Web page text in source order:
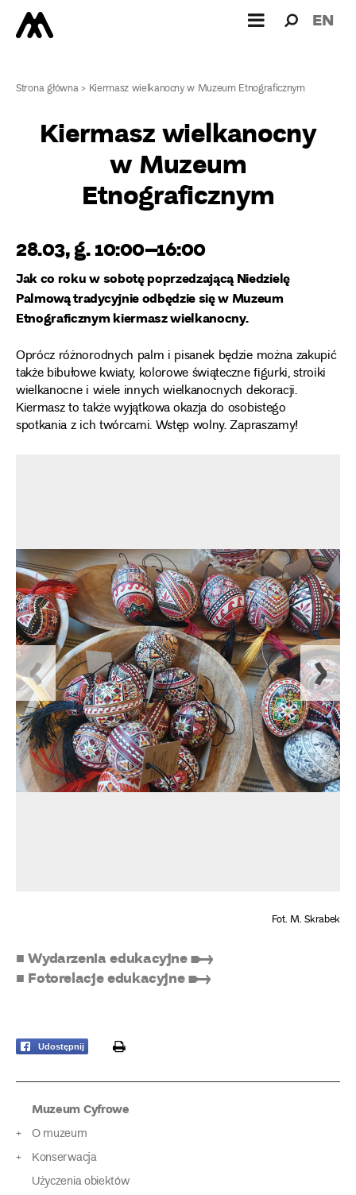
dla: EN
Strona główna> Kiermasz wielkanocny w Muzeum Etnograficznym
Kiermasz wielkanocny
w Muzeum
Etnograficznym
28.03, g. 10:00–16:00
Jak co roku w sobotę poprzedzającą Niedzielę
Palmową tradycyjnie odbędzie się w Muzeum
Etnograficznym kiermasz wielkanocny.
Oprócz różnorodnych palm i pisanek będzie można zakupić
także bibułowe kwiaty, kolorowe świąteczne figurki, stroiki
wielkanocne i wiele innych wielkanocnych dekoracji.
Kiermasz to także wyjątkowa okazja do osobistego
spotkania z ich twórcami. Wstęp wolny. Zapraszamy!
Fot. M. Skrabek
■ Wydarzenia edukacyjne ➸
■ Fotorelacje edukacyjne ➸
Udostępnij print
Muzeum Cyfrowe
O muzeum
Konserwacja
Użyczenia obiektów